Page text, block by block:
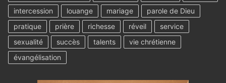
intercession
louange mariage
parole de Dieu
pratique
prière richesse réveil
service
sexualité
succès talents
vie chrétienne
évangélisation